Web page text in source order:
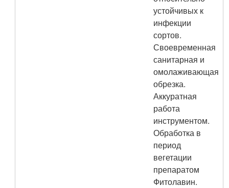
устойчивых к
инфекции
сортов.
Своевременная
санитарная и
омолаживающая
обрезка.
Аккуратная
работа
инструментом.
Обработка в
период
вегетации
препаратом
Фитолавин.